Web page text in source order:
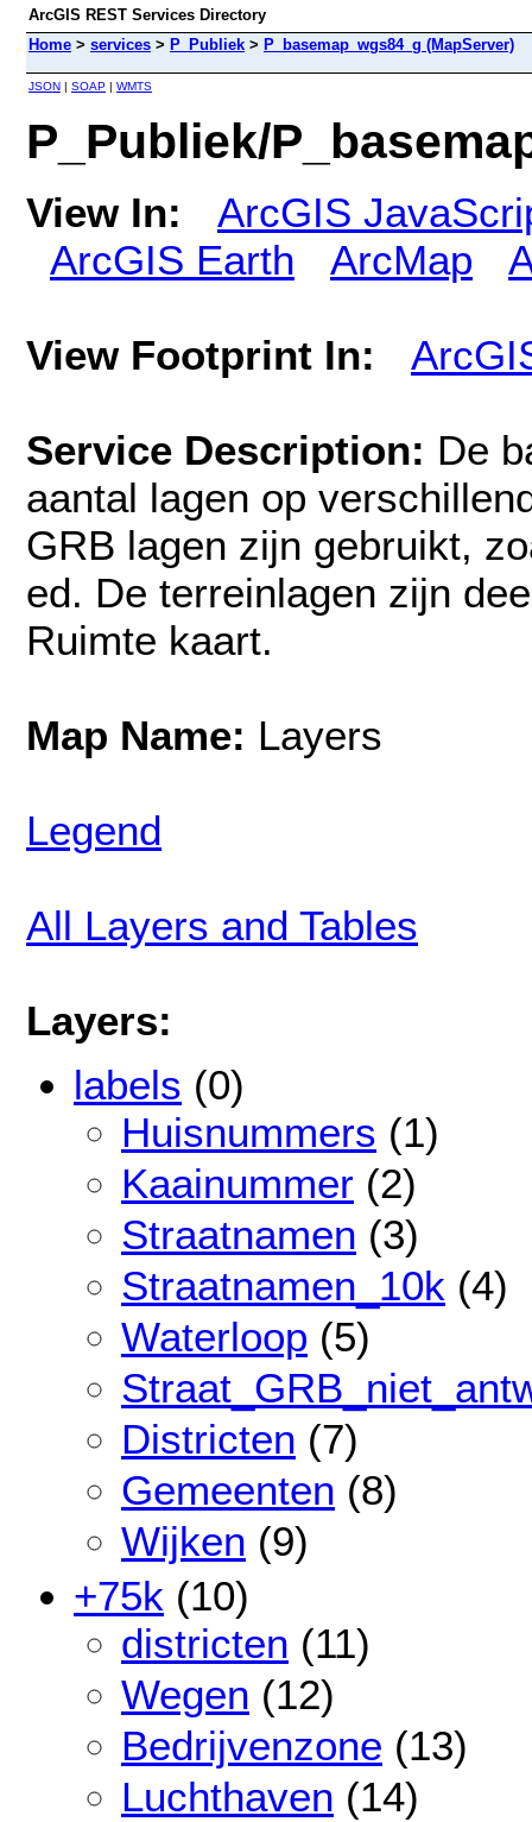
ArcGIS REST Services Directory
Home > services > P_Publiek > P_basemap_wgs84_g (MapServer)
JSON | SOAP | WMTS
P_Publiek/
View In:
ArcGIS
ArcGIS Earth
ArcMap
View Footprint In:
Service Description: De
aantal lagen op
GRB lagen zijn gebruikt,
ed. De terreinlagen zijn
Ruimte kaart.
Map Name: Layers
Legend
All Layers and Tables
Layers:
labels (0)
Huisnummers (1)
Kaainummer (2)
Straatnamen (3)
Straatnamen_10k (4)
Waterloop (5)
Districten (7)
Gemeenten (8)
Wijken (9)
+75k (10)
districten (11)
Wegen (12)
Bedrijvenzone (13)
Luchthaven (14)